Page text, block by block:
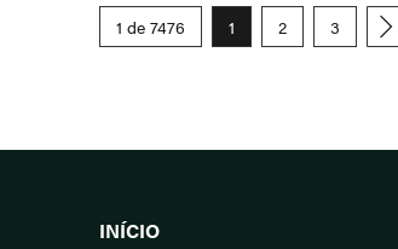
1 de 7476 1 2 3
INÍCIO